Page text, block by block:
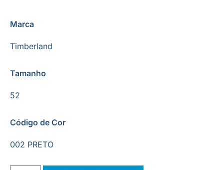
Marca
Timberland
Tamanho
52
Código de Cor
002 PRETO